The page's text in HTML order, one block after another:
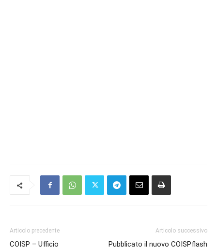
Articolo precedente
COISP – Ufficio
Articolo successivo
Pubblicato il nuovo COISPflash